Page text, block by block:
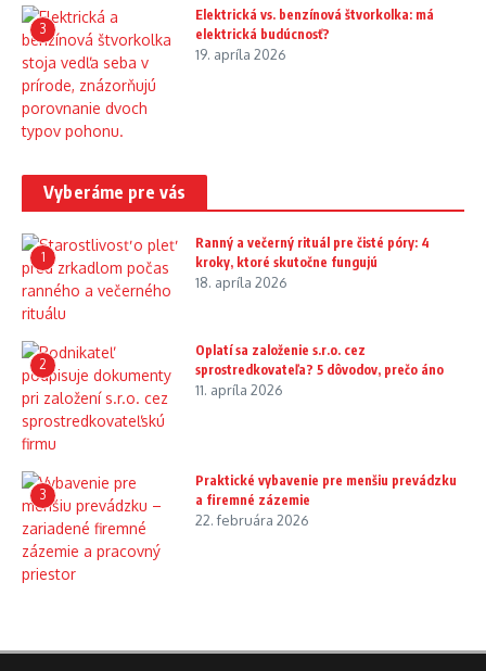
3
Elektrická vs. benzínová štvorkolka: má
elektrická budúcnosť?
19. apríla 2026
Vyberáme pre vás
1
Ranný a večerný rituál pre čisté póry: 4
kroky, ktoré skutočne fungujú
18. apríla 2026
2
Oplatí sa založenie s.r.o. cez
sprostredkovateľa? 5 dôvodov, prečo áno
11. apríla 2026
3
Praktické vybavenie pre menšiu prevádzku
a firemné zázemie
22. februára 2026